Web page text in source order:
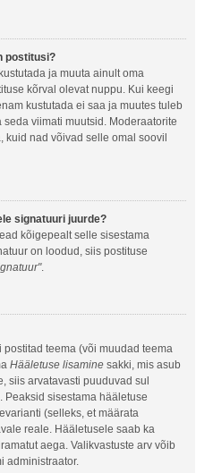
postitusi?
ja muuta ainult oma
kõrval olevat nuppu. Kui keegi
kustutada ei saa ja muutes tuleb
viimati muutsid. Moderaatorite
kuid nad võivad selle omal soovil
signatuuri juurde?
kõigepealt selle sisestama
on loodud, siis postituse
.
teema (või muudad teema
Hääletuse lisamine sakki, mis asub
siis arvatavasti puuduvad sul
sisestama hääletuse
(selleks, et määrata
reale. Hääletusele saab ka
aega. Valikvastuste arv võib
administraator.